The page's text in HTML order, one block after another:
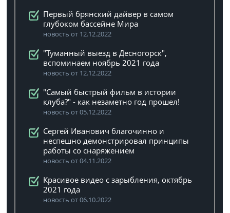
Первый брянский дайвер в самом
глубоком бассейне Мира
новость от 12.12.2022
"Туманный выезд в Десногорск",
вспоминаем ноябрь 2021 года
новость от 12.12.2022
"Самый быстрый фильм в истории
клуба?" - как незаметно год прошел!
новость от 05.12.2022
Сергей Иванович благочинно и
неспешно демонстрировал принципы
работы со снаряжением
новость от 04.11.2022
Красивое видео с зарыбления, октябрь
2021 года
новость от 06.10.2022